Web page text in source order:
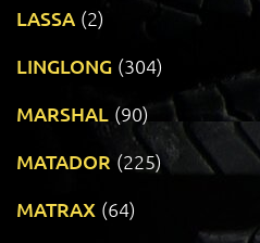
LASSA (2)
LINGLONG (304)
MARSHAL (90)
MATADOR (225)
MATRAX (64)